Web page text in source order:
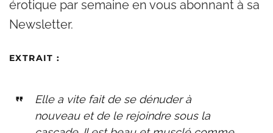
érotique par semaine en vous abonnant à sa
Newsletter.
EXTRAIT :
Elle a vite fait de se dénuder à
nouveau et de le rejoindre sous la